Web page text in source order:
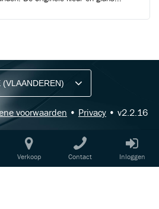
Verkoop Contact Inloggen
voorwaarden • Privacy • v2.2.16
vakgerelateerde tips,
productupdates van Cartec.